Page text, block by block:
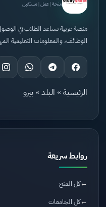
منحة | عمل | مستقبل
منصة عربية تساعد الطلاب في
الوظائف، والمعلومات التعليمية
الرئيسية » البلد » بيرو
روابط سريعة
كل المنح
كل الجامعات